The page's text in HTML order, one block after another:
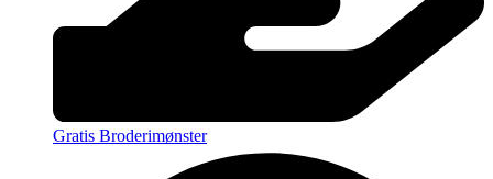
Gratis Broderimønster